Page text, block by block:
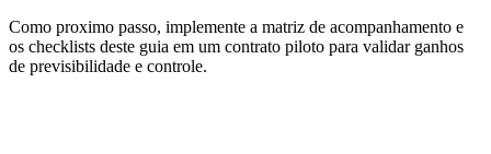
Como proximo passo, implemente a matriz de acompanhamento e
os checklists deste guia em um contrato piloto para validar ganhos
de previsibilidade e controle.